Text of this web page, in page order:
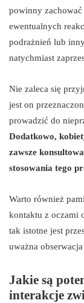
powinny
ewentualnych
podrażnień lub
natychmiast
Nie zaleca się
jest on
prowadzić do
Dodatkowo,
zawsze
stosowania tego
Warto również
kontaktu z oczami
tak istotne jest
uważna
Jakie są
interakcje